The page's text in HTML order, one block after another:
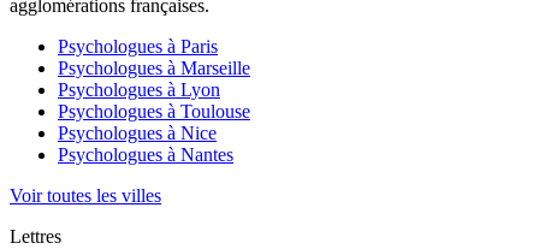
agglomérations françaises.
Psychologues à Paris
Psychologues à Marseille
Psychologues à Lyon
Psychologues à Toulouse
Psychologues à Nice
Psychologues à Nantes
Voir toutes les villes
Lettres